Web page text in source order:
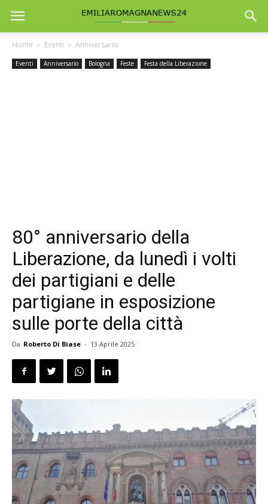
Home Eventi Anniversario
Eventi Anniversario Bologna Feste Festa della Liberazione
80° anniversario della
Liberazione, da lunedì i volti
dei partigiani e delle
partigiane in esposizione
sulle porte della città
Da Roberto Di Biase - 13 Aprile 2025